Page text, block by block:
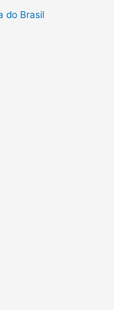
do Brasil